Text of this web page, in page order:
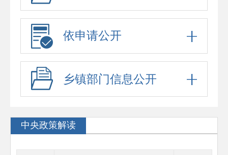
依申请公开
乡镇部门信息公开
中央政策解读